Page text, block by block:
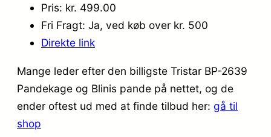
Pris: kr. 499.00
Fri Fragt: Ja, ved køb over kr. 500
Direkte link
Mange leder efter den billigste Tristar BP-2639
Pandekage og Blinis pande på nettet, og de
ender oftest ud med at finde tilbud her: gå til
shop